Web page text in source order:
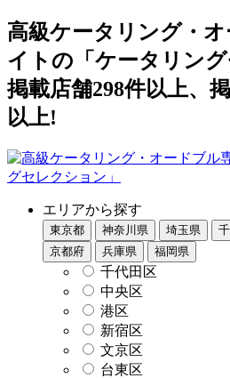
高級ケータリング・
イトの「ケータリング
掲載店舗298件以上、
以上!
エリアから探す
東京都 神奈川県 埼玉県
京都府
兵庫県 福岡県
千代田区
中央区
港区
新宿区
文京区
台東区